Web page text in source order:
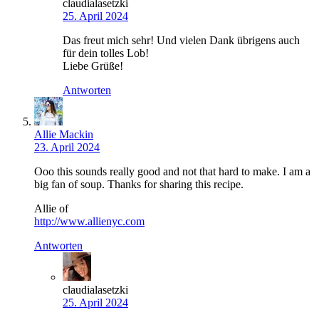
claudialasetzki
25. April 2024
Das freut mich sehr! Und vielen Dank übrigens auch
für dein tolles Lob!
Liebe Grüße!
Antworten
Allie Mackin
23. April 2024
Ooo this sounds really good and not that hard to make. I am a
big fan of soup. Thanks for sharing this recipe.
Allie of
http://www.allienyc.com
Antworten
claudialasetzki
25. April 2024